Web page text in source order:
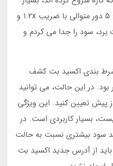
مفید است. روش من این بود: ۵ دور متوالی با ضریب ۱.۲x و
برد، سود را جدا می کردم و
بندی اکسید بت کشف
بود. در این حالت، می توانید
تعیین کنید. این ویژگی
بسیار کاربردی است. در
با این روش، ۱۵ درصد سود بیشتری نسبت به حالت
از آدرس جدید اکسید بت